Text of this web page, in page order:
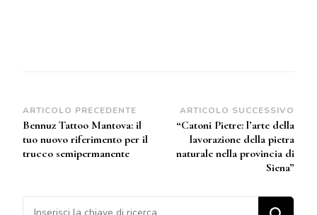
Navigazione
articoli
ARTICOLO PRECEDENTE
Bennuz Tattoo Mantova: il
tuo nuovo riferimento per il
trucco semipermanente
ARTICOLO SUCCESSIVO
“Catoni Pietre: l’arte della
lavorazione della pietra
naturale nella provincia di
Siena”
Cerchi qualcosa?